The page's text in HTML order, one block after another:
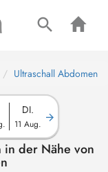
Ultraschall Abdomen
DI.
11 Aug.
in der Nähe von